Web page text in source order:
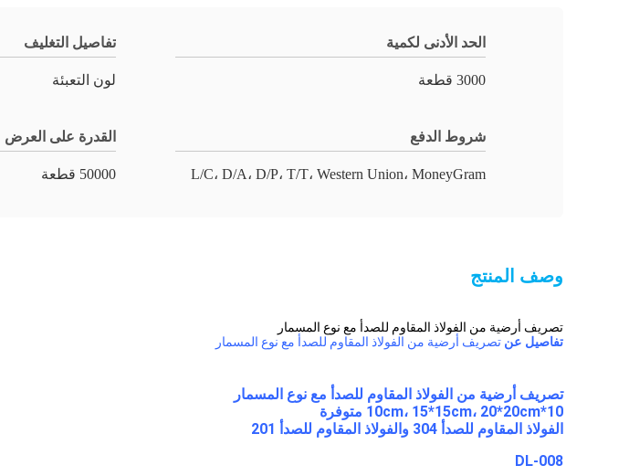
الحد الأدنى لكمية
3000 قطعة
تفاصيل التغليف
لون التعبئة
شروط الدفع
L/C، D/A، D/P، T/T، Western Union، MoneyGram
القدرة على العرض
50000 قطعة
وصف المنتج
تصريف أرضية من الفولاذ المقاوم للصدأ مع نوع المسمار
تفاصيل عن تصريف أرضية من الفولاذ المقاوم للصدأ مع نوع المسمار
تصريف أرضية من الفولاذ المقاوم للصدأ مع نوع المسمار
10*10cm، 15*15cm، 20*20cm متوفرة
الفولاذ المقاوم للصدأ 304 والفولاذ المقاوم للصدأ 201
DL-008